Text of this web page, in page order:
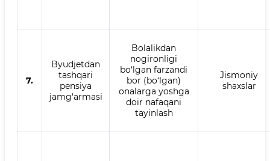
7.
Byudjetdan
tashqari
pensiya
jamg‘armasi
Bolalikdan
nogironligi
bo‘lgan farzandi
bor (bo‘lgan)
onalarga yoshga
doir nafaqani
tayinlash
Jismoniy
shaxslar